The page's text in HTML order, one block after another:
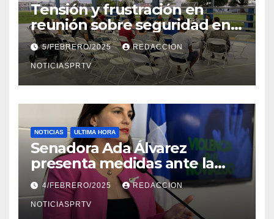
Tensión y frustración en
reunión sobre seguridad en
Reparto Metropolitano
5/FEBRERO/2025 REDACCION
NOTICIASPRTV
NOTICIAS ULTIMA HORA
Senadora Ada Álvarez
presenta medidas ante la
violencia en el noviazgo
4/FEBRERO/2025 REDACCION
NOTICIASPRTV